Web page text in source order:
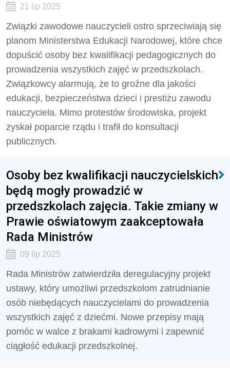
21 lip 2025
Związki zawodowe nauczycieli ostro sprzeciwiają się
planom Ministerstwa Edukacji Narodowej, które chce
dopuścić osoby bez kwalifikacji pedagogicznych do
prowadzenia wszystkich zajęć w przedszkolach.
Związkowcy alarmują, że to groźne dla jakości
edukacji, bezpieczeństwa dzieci i prestiżu zawodu
nauczyciela. Mimo protestów środowiska, projekt
zyskał poparcie rządu i trafił do konsultacji
publicznych.
Osoby bez kwalifikacji nauczycielskich
będą mogły prowadzić w
przedszkolach zajęcia. Takie zmiany w
Prawie oświatowym zaakceptowała
Rada Ministrów
09 lip 2025
Rada Ministrów zatwierdziła deregulacyjny projekt
ustawy, który umożliwi przedszkolom zatrudnianie
osób niebędących nauczycielami do prowadzenia
wszystkich zajęć z dziećmi. Nowe przepisy mają
pomóc w walce z brakami kadrowymi i zapewnić
ciągłość edukacji przedszkolnej.